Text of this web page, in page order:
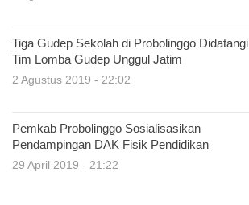
Tiga Gudep Sekolah di Probolinggo Didatangi
Tim Lomba Gudep Unggul Jatim
2 Agustus 2019 - 22:02
Pemkab Probolinggo Sosialisasikan
Pendampingan DAK Fisik Pendidikan
29 April 2019 - 21:22